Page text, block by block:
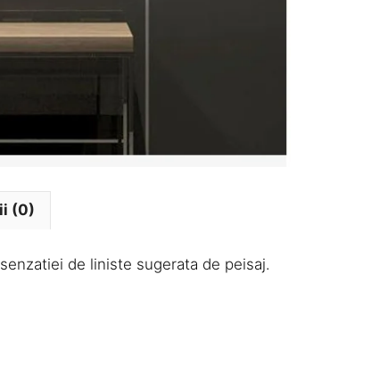
(0)
de liniste sugerata de peisaj.